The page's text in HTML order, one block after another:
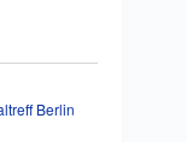
Berlin